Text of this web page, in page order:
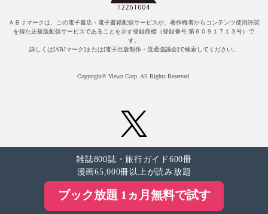
ＡＢＪマークは、この電子書店・電子書籍配信サービスが、著作権者からコンテンツ使用許諾
を得た正規版配信サービスであることを示す登録商標（登録番号 第６０９１７１３号）で
す。
詳しくは[ABJマーク]または[電子出版制作・流通協議会]で検索してください。
Copyright© Viewn Corp. All Rights Reserved.
雑誌800誌・旅行ガイド600冊
漫画65,000冊以上が読み放題
ブック放題 1ヵ月無料で試す